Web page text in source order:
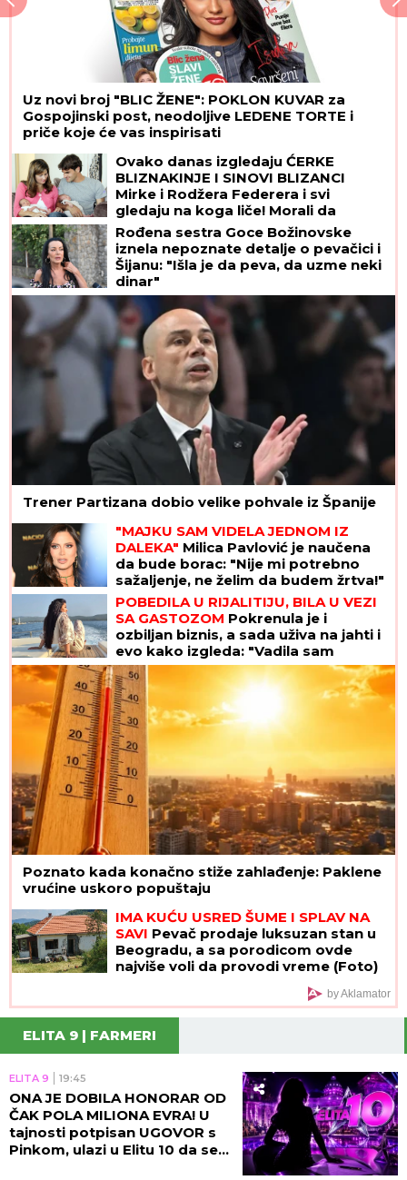
Uz novi broj "BLIC ŽENE": POKLON KUVAR za
Gospojinski post, neodoljive LEDENE TORTE i
priče koje će vas inspirisati
Ovako danas izgledaju ĆERKE
BLIZNAKINJE I SINOVI BLIZANCI
Mirke i Rodžera Federera i svi
gledaju na koga liče! Morali da
zarađuju DŽEPERAC iako im je otac
milijarder: "Neka znaju da novac ne
pada sa neba"
Rođena sestra Goce Božinovske
iznela nepoznate detalje o pevačici i
Šijanu: "Išla je da peva, da uzme neki
dinar"
Trener Partizana dobio velike pohvale iz Španije
"MAJKU SAM VIDELA JEDNOM IZ
DALEKA" Milica Pavlović je naučena
da bude borac: "Nije mi potrebno
sažaljenje, ne želim da budem žrtva!"
POBEDILA U RIJALITIJU, BILA U VEZI
SA GASTOZOM Pokrenula je i
ozbiljan biznis, a sada uživa na jahti i
evo kako izgleda: "Vadila sam
biopolimer iz usana" (FOTO)
Poznato kada konačno stiže zahlađenje: Paklene
vrućine uskoro popuštaju
IMA KUĆU USRED ŠUME I SPLAV NA
SAVI Pevač prodaje luksuzan stan u
Beogradu, a sa porodicom ovde
najviše voli da provodi vreme (Foto)
by Aklamator
ELITA 9 | FARMERI
ELITA 9 19:45
ONA JE DOBILA HONORAR OD
ČAK POLA MILIONA EVRA! U
tajnosti potpisan UGOVOR s
Pinkom, ulazi u Elitu 10 da se